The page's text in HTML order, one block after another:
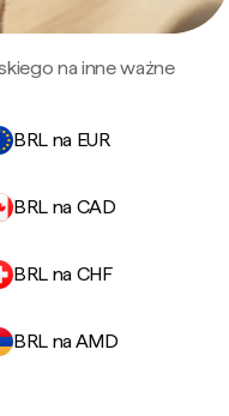
na inne ważne
BRL na EUR
BRL na CAD
BRL na CHF
BRL na AMD